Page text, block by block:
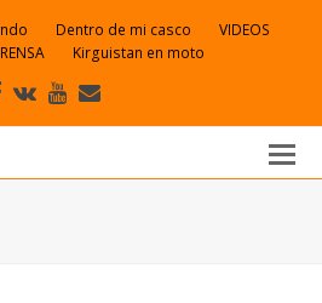
Dentro de mi casco
VIDEOS
Kirguistan en moto
Facebook
VK Youtube
electrónico